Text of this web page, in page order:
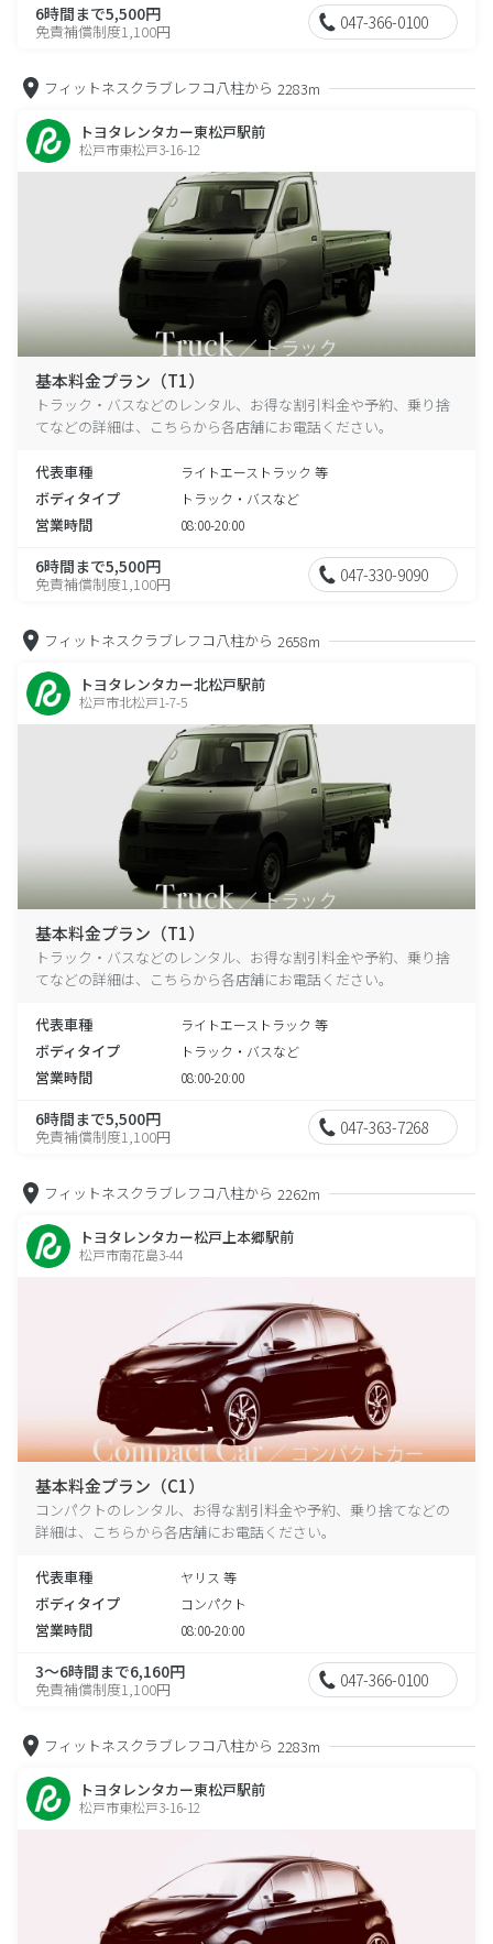
6時間まで5,500円
免責補償制度1,100円 047-366-0100
フィットネスクラブレフコ八柱から 2283m
トヨタレンタカー東松戸駅前
松戸市東松戸3-16-12
基本料金プラン（T1）
トラック・バスなどのレンタル、お得な割引料金や予約、乗り捨
てなどの詳細は、こちらから各店舗にお電話ください。
代表車種 ライトエーストラック 等
ボディタイプ トラック・バスなど
営業時間 08:00-20:00
6時間まで5,500円
免責補償制度1,100円 047-330-9090
フィットネスクラブレフコ八柱から 2658m
トヨタレンタカー北松戸駅前
松戸市北松戸1-7-5
基本料金プラン（T1）
トラック・バスなどのレンタル、お得な割引料金や予約、乗り捨
てなどの詳細は、こちらから各店舗にお電話ください。
代表車種 ライトエーストラック 等
ボディタイプ トラック・バスなど
営業時間 08:00-20:00
6時間まで5,500円
免責補償制度1,100円 047-363-7268
フィットネスクラブレフコ八柱から 2262m
トヨタレンタカー松戸上本郷駅前
松戸市南花島3-44
基本料金プラン（C1）
コンパクトのレンタル、お得な割引料金や予約、乗り捨てなどの
詳細は、こちらから各店舗にお電話ください。
代表車種 ヤリス 等
ボディタイプ コンパクト
営業時間 08:00-20:00
3～6時間まで6,160円
免責補償制度1,100円 047-366-0100
フィットネスクラブレフコ八柱から 2283m
トヨタレンタカー東松戸駅前
松戸市東松戸3-16-12